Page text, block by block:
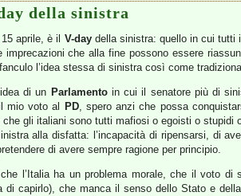
della sinistra
aprile, è il V-daydella sinistra: quello in cui tutti
imprecazioni che alla fine possono essere
l’idea stessa di sinistra così come
di un Parlamentoin cui il senatore più di
mio voto al
PD, spero anzi che possa
che gli italiani sono tutti mafiosi o egoisti o stupidi
alla disfatta: l’incapacità di ripensarsi, di
di avere sempre ragione per principio.
che l’Italia ha un problema morale, che il voto
di capirlo), che manca il senso dello Stato e